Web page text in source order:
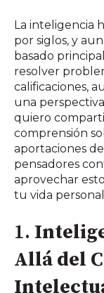
La inteligencia
por siglos, y
basado
resolver
calificaciones,
una
quiero
comprensión
aportaciones
pensadores
aprovechar
tu vida
1.
Allá del